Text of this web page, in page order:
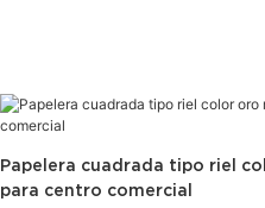
Papelera cuadrada tipo riel
para centro comercial